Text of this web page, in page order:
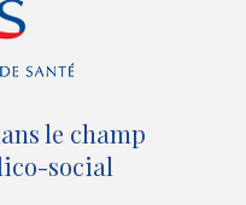
n
(
n
o
le champ
social